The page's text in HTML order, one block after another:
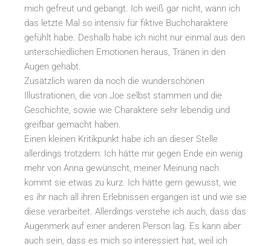
mich gefreut und gebangt. Ich weiß gar nicht, wann ich
das letzte Mal so intensiv für fiktive Buchcharaktere
gefühlt habe. Deshalb habe ich nicht nur einmal aus den
unterschiedlichen Emotionen heraus, Tränen in den
Augen gehabt.
Zusätzlich waren da noch die wunderschönen
Illustrationen, die von Joe selbst stammen und die
Geschichte, sowie wie Charaktere sehr lebendig und
greifbar gemacht haben.
Einen kleinen Kritikpunkt habe ich an dieser Stelle
allerdings trotzdem: Ich hätte mir gegen Ende ein wenig
mehr von Anna gewünscht, meiner Meinung nach
kommt sie etwas zu kurz. Ich hätte gern gewusst, wie
es ihr nach all ihren Erlebnissen ergangen ist und wie sie
diese verarbeitet. Allerdings verstehe ich auch, dass das
Augenmerk auf einer anderen Person lag. Es kann aber
auch sein, dass es mich so interessiert hat, weil ich